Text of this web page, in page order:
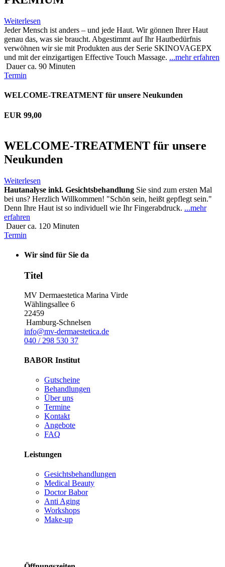
Weiterlesen
Jeder Mensch ist anders – und jede Haut. Wir gönnen Ihrer Haut
genau das, was sie braucht. Abgestimmt auf Ihr Hautbedürfnis
verwöhnen wir sie mit Produkten aus der Serie SKINOVAGEPX
und mit der einzigartigen Effective Touch Massage. ...mehr erfahren
Dauer ca. 90 Minuten
Termin
WELCOME-TREATMENT für unsere Neukunden
EUR 99,00
WELCOME-TREATMENT für unsere
Neukunden
Weiterlesen
Hautanalyse inkl. Gesichtsbehandlung Sie sind zum ersten Mal
bei uns? Herzlich Willkommen! "Schön sein, heißt gepflegt sein."
Denn Ihre Haut ist so individuell wie Ihr Fingerabdruck. ...mehr
erfahren
Dauer ca. 120 Minuten
Termin
Wir sind für Sie da
Titel
MV Dermaestetica Marina Virde
Wählingsallee 6
22459
Hamburg-Schnelsen
info@mv-dermaestetica.de
040 / 298 530 37
BABOR Institut
Gutscheine
Behandlungen
Über uns
Termine
Kontakt
Angebote
FAQ
Leistungen
Gesichtsbehandlungen
Medical Beauty
Doctor Babor
Anti Aging
Workshops
Make-up